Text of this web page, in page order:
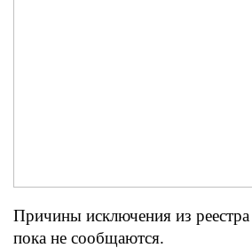
Причины исключения из
пока не сообщаются.